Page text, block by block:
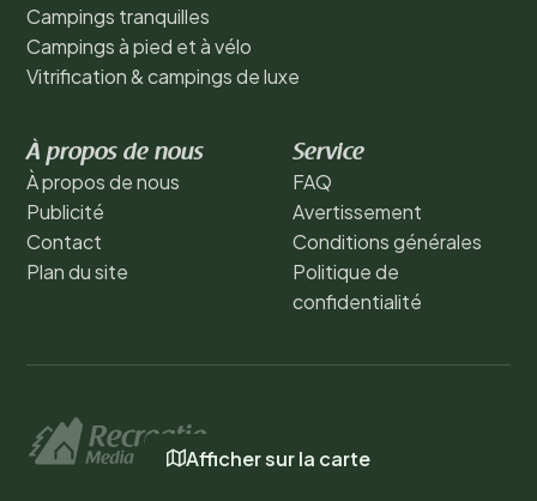
Afficher sur la carte
Campings tranquilles
Campings à pied et à vélo
Vitrification & campings de luxe
À propos de nous
À propos de nous
Publicité
Contact
Plan du site
Service
FAQ
Avertissement
Conditions générales
Politique de
confidentialité